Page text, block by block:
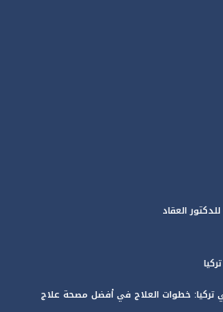
العقاد
تركيا: خطوات العلاج في أفضل مصحة علاج